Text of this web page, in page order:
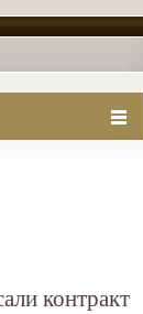
контракт